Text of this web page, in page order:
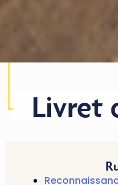
Livret